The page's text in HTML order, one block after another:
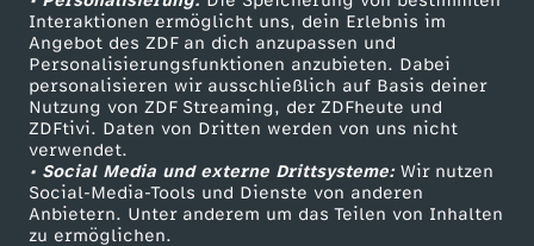
Interaktionen ermöglicht uns, dein Erlebnis im
Angebot des ZDF an dich anzupassen und
Personalisierungsfunktionen anzubieten. Dabei
personalisieren wir ausschließlich auf Basis deiner
Nutzung von ZDF Streaming, der ZDFheute und
ZDFtivi. Daten von Dritten werden von uns nicht
verwendet.
• Social Media und externe Drittsysteme:Wir nutzen
Social-Media-Tools und Dienste von anderen
Anbietern. Unter anderem um das Teilen von Inhalten
zu ermöglichen.
e
S
E
R
Sendungen A-Z
TV-Programm
Hilfe
ZDF Unternehmen
Karriere